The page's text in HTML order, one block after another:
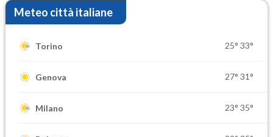
Meteo città italiane
Torino 25° 33°
Genova 27° 31°
Milano 23° 35°